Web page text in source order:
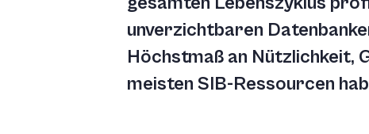
unverzichtbaren
Höchstmaß an Nützlichkeit,
meisten SIB-Ressourcen